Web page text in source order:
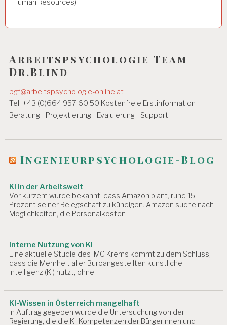
Human Resources)
Arbeitspsychologie Team
Dr.Blind
bgf@arbeitspsychologie-online.at
Tel. +43 (0)664 957 60 50 Kostenfreie Erstinformation
Beratung - Projektierung - Evaluierung - Support
Ingenieurpsychologie-Blog
KI in der Arbeitswelt
Vor kurzem wurde bekannt, dass Amazon plant, rund 15
Prozent seiner Belegschaft zu kündigen. Amazon suche nach
Möglichkeiten, die Personalkosten
Interne Nutzung von KI
Eine aktuelle Studie des IMC Krems kommt zu dem Schluss,
dass die Mehrheit aller Büroangestellten künstliche
Intelligenz (KI) nutzt, ohne
KI-Wissen in Österreich mangelhaft
In Auftrag gegeben wurde die Untersuchung von der
Regierung, die die KI-Kompetenzen der Bürgerinnen und